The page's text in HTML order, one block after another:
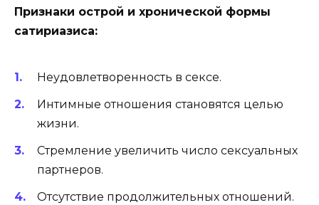
Признаки острой и хронической формы
сатириазиса:
Неудовлетворенность в сексе.
Интимные отношения становятся целью
жизни.
Стремление увеличить число сексуальных
партнеров.
Отсутствие продолжительных отношений.